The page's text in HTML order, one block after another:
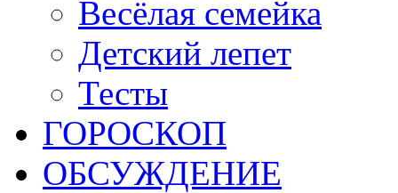
Весёлая семейка
Детский лепет
Тесты
ГОРОСКОП
ОБСУЖДЕНИЕ